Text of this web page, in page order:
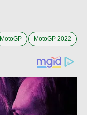
MotoGP MotoGP 2022